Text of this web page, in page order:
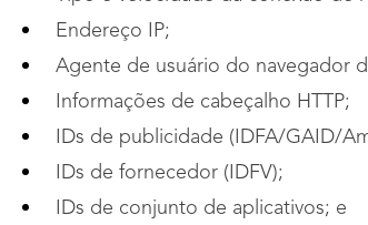
Endereço IP;
Agente de usuário do navegador
Informações de cabeçalho HTTP;
IDs de publicidade (IDFA/GAID/
IDs de fornecedor (IDFV);
IDs de conjunto de aplicativos; e